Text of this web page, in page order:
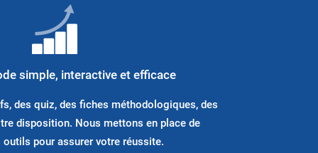
simple, interactive et efficace
des quiz, des fiches méthodologiques, des
disposition. Nous mettons en place de
pour assurer votre réussite.